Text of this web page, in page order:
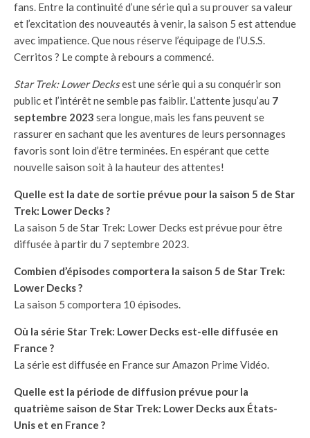
fans. Entre la continuité d’une série qui a su prouver sa valeur
et l’excitation des nouveautés à venir, la saison 5 est attendue
avec impatience. Que nous réserve l’équipage de l’U.S.S.
Cerritos ? Le compte à rebours a commencé.
Star Trek: Lower Decksest une série qui a su conquérir son
public et l’intérêt ne semble pas faiblir. L’attente jusqu’au 7
septembre 2023 sera longue, mais les fans peuvent se
rassurer en sachant que les aventures de leurs personnages
favoris sont loin d’être terminées. En espérant que cette
nouvelle saison soit à la hauteur des attentes!
Quelle est la date de sortie prévue pour la saison 5 de Star
Trek: Lower Decks ?
La saison 5 de Star Trek: Lower Decks est prévue pour être
diffusée à partir du 7 septembre 2023.
Combien d’épisodes comportera la saison 5 de Star Trek:
Lower Decks ?
La saison 5 comportera 10 épisodes.
Où la série Star Trek: Lower Decks est-elle diffusée en
France ?
La série est diffusée en France sur Amazon Prime Vidéo.
Quelle est la période de diffusion prévue pour la
quatrième saison de Star Trek: Lower Decks aux États-
Unis et en France ?